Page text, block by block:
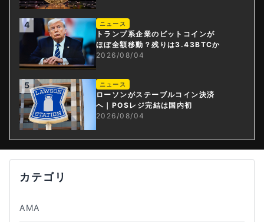
4 ニュース
トランプ系企業のビットコインが
ほぼ全額移動？残りは3.43BTCか
2026/08/04
5 ニュース
ローソンがステーブルコイン決済
へ｜POSレジ完結は国内初
2026/08/04
カテゴリ
AMA